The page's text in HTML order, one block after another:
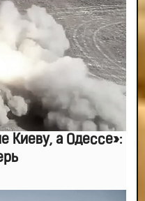
Киеву, а Одессе»: